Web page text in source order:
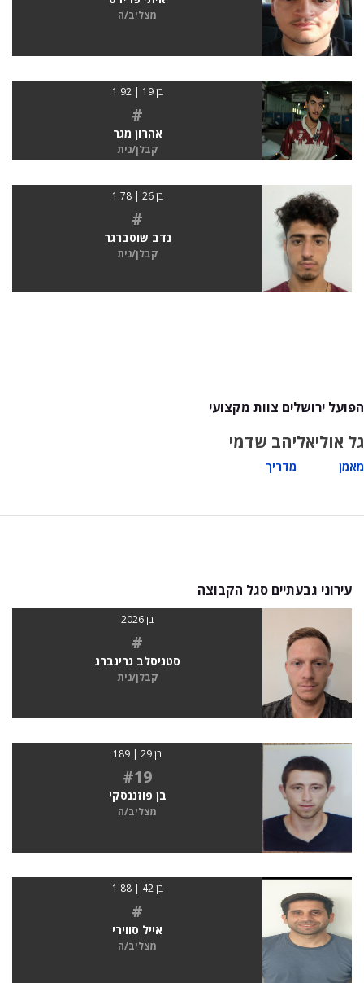
מצליב/ה
בן 19 | 1.92
#
אהרון מגר
קבלן/נית
בן 26 | 1.78
#
נדב שוסברגר
קבלן/נית
הפועל ירושלים צוות מקצועי
גל אוליאל
מאמן
יהב שדמי
מדריך
עירוני גבעתיים סגל הקבוצה
בן 2026
#
סטניסלב גרינברג
קבלן/נית
בן 29 | 189
#19
בן פוזננסקי
מצליב/ה
בן 42 | 1.88
#
אייל סווירי
מצליב/ה